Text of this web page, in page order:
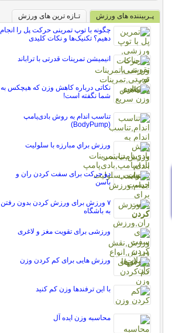
پـربیننده های ورزش
تـازه ترین های ورزش
چگونه با توپ تمرینی حرکت پل را انجام
دهیم؟ تکنیک‌ها و نکات کلیدی
انیمیشن تمرینات قدرتی با تراباند
نکاتی درباره کاهش وزن که هیچکس به
شما نگفته است!
تناسب اندام به روش بادی‌پامپ
(BodyPump)
ورزش براي مبارزه با سلوليت
دو حرکت برای سفت کردن ران و
باسن
۷ ورزش برای ورزش کردن بدون رفتن
به باشگاه
ورزشی برای تقویت مغز و لاغری
ورزش هایی برای کم کردن وزن
با این‌ ترفندها‌ وزن‌ کم‌ کنید
محاسبه وزن ایده آل